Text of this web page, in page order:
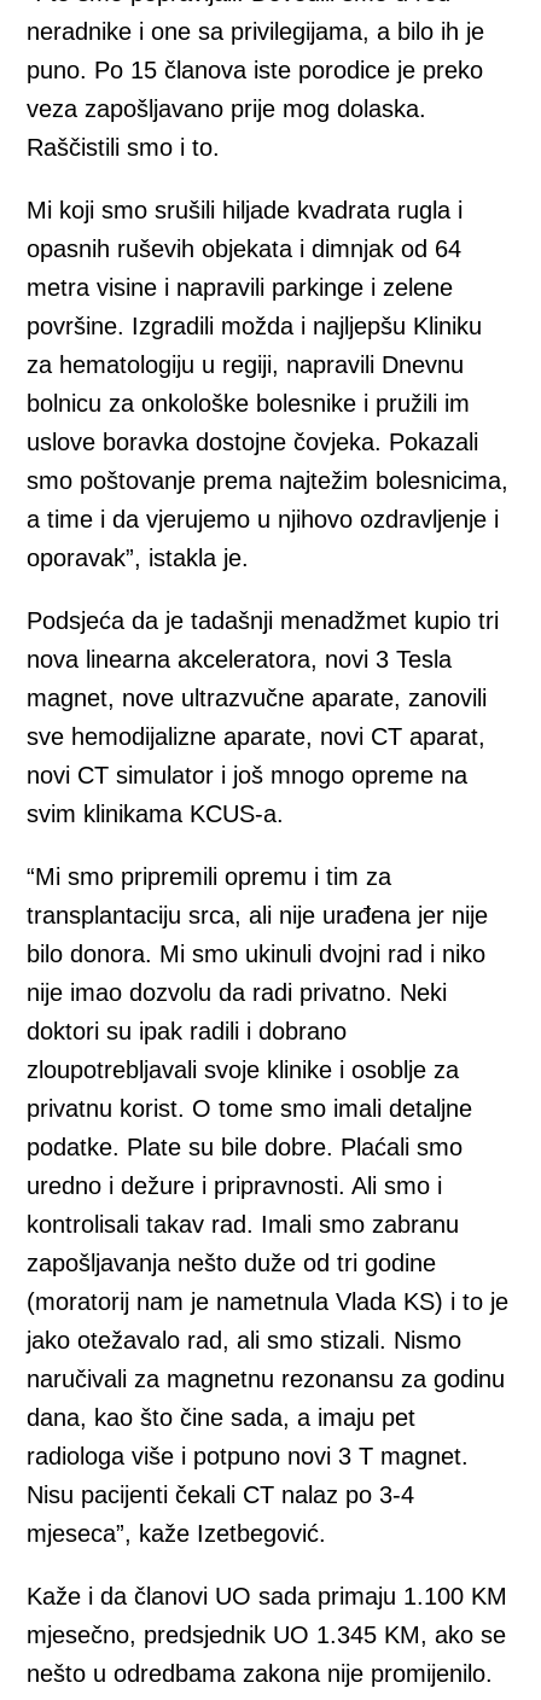
neradnike i one sa privilegijama, a bilo ih je
puno. Po 15 članova iste porodice je preko
veza zapošljavano prije mog dolaska.
Raščistili smo i to.
Mi koji smo srušili hiljade kvadrata rugla i
opasnih ruševih objekata i dimnjak od 64
metra visine i napravili parkinge i zelene
površine. Izgradili možda i najljepšu Kliniku
za hematologiju u regiji, napravili Dnevnu
bolnicu za onkološke bolesnike i pružili im
uslove boravka dostojne čovjeka. Pokazali
smo poštovanje prema najtežim bolesnicima,
a time i da vjerujemo u njihovo ozdravljenje i
oporavak”, istakla je.
Podsjeća da je tadašnji menadžmet kupio tri
nova linearna akceleratora, novi 3 Tesla
magnet, nove ultrazvučne aparate, zanovili
sve hemodijalizne aparate, novi CT aparat,
novi CT simulator i još mnogo opreme na
svim klinikama KCUS-a.
“Mi smo pripremili opremu i tim za
transplantaciju srca, ali nije urađena jer nije
bilo donora. Mi smo ukinuli dvojni rad i niko
nije imao dozvolu da radi privatno. Neki
doktori su ipak radili i dobrano
zloupotrebljavali svoje klinike i osoblje za
privatnu korist. O tome smo imali detaljne
podatke. Plate su bile dobre. Plaćali smo
uredno i dežure i pripravnosti. Ali smo i
kontrolisali takav rad. Imali smo zabranu
zapošljavanja nešto duže od tri godine
(moratorij nam je nametnula Vlada KS) i to je
jako otežavalo rad, ali smo stizali. Nismo
naručivali za magnetnu rezonansu za godinu
dana, kao što čine sada, a imaju pet
radiologa više i potpuno novi 3 T magnet.
Nisu pacijenti čekali CT nalaz po 3-4
mjeseca”, kaže Izetbegović.
Kaže i da članovi UO sada primaju 1.100 KM
mjesečno, predsjednik UO 1.345 KM, ako se
nešto u odredbama zakona nije promijenilo.